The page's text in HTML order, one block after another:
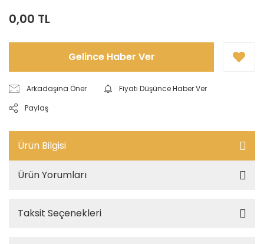
0,00 TL
Gelince Haber Ver
Arkadaşına Öner
Fiyatı Düşünce Haber Ver
Paylaş
Ürün Bilgisi
Ürün Yorumları
Taksit Seçenekleri